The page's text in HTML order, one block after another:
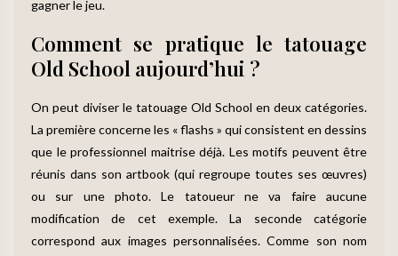
gagner le jeu.
Comment se pratique le tatouage
Old School aujourd’hui ?
On peut diviser le tatouage Old School en deux catégories.
La première concerne les « flashs » qui consistent en dessins
que le professionnel maitrise déjà. Les motifs peuvent être
réunis dans son artbook (qui regroupe toutes ses œuvres)
ou sur une photo. Le tatoueur ne va faire aucune
modification de cet exemple. La seconde catégorie
correspond aux images personnalisées. Comme son nom